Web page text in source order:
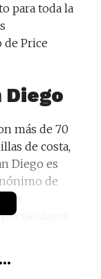
para toda la
Price
Diego
más de 70
de costa,
Diego es
de
y